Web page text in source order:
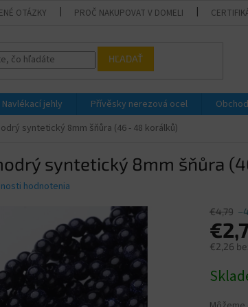
OTÁZKY PROČ NAKUPOVAT V DOMELI
HĽADAŤ
Navlékací jehly Přívěsky nerezová ocel
syntetický 8mm šňůra (46 - 48 korálků)
syntetický 8mm šňůra
hodnotenia
€4,79
€2,26
cena: